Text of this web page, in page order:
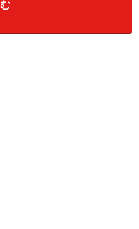
仕入れてきて1000円で